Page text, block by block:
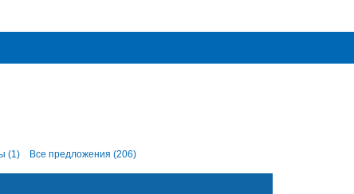
(1) Все предложения (206)